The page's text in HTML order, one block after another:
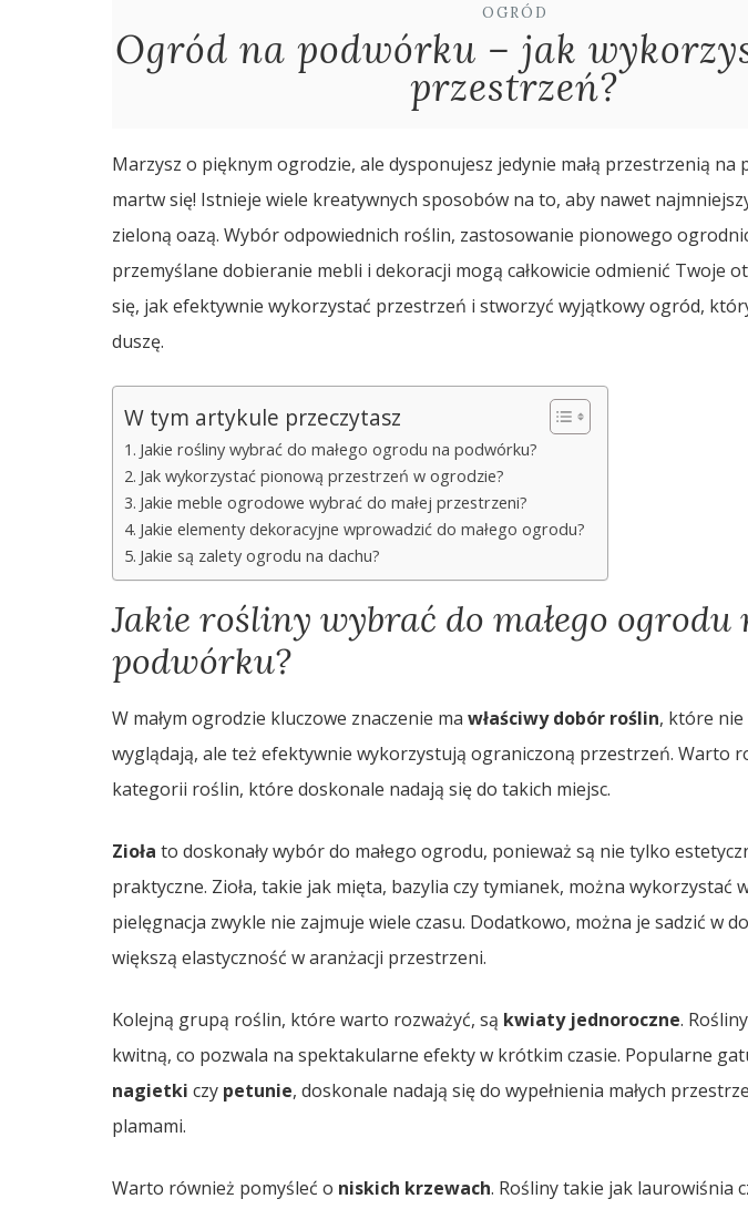
OGRÓD
Ogród na podwórku – jak
przestrzeń?
Marzysz o pięknym ogrodzie, ale dysponujesz jedynie małą przestrzenią na
martw się! Istnieje wiele kreatywnych sposobów na to, aby nawet
zieloną oazą. Wybór odpowiednich roślin, zastosowanie pionowego
przemyślane dobieranie mebli i dekoracji mogą całkowicie odmienić Twoje
się, jak efektywnie wykorzystać przestrzeń i stworzyć wyjątkowy ogród,
duszę.
W tym artykule przeczytasz
Jakie rośliny wybrać do małego ogrodu na podwórku?
Jak wykorzystać pionową przestrzeń w ogrodzie?
Jakie meble ogrodowe wybrać do małej przestrzeni?
Jakie elementy dekoracyjne wprowadzić do małego ogrodu?
Jakie są zalety ogrodu na dachu?
Jakie rośliny wybrać do małego ogrodu
podwórku?
W małym ogrodzie kluczowe znaczenie ma właściwy dobór roślin, które nie
wyglądają, ale też efektywnie wykorzystują ograniczoną przestrzeń. Warto
kategorii roślin, które doskonale nadają się do takich miejsc.
Zioła to doskonały wybór do małego ogrodu, ponieważ są nie tylko
praktyczne. Zioła, takie jak mięta, bazylia czy tymianek, można wykorzystać
pielęgnacja zwykle nie zajmuje wiele czasu. Dodatkowo, można je sadzić w
większą elastyczność w aranżacji przestrzeni.
Kolejną grupą roślin, które warto rozważyć, są kwiaty jednoroczne.
kwitną, co pozwala na spektakularne efekty w krótkim czasie. Popularne
nagietki czy petunie, doskonale nadają się do wypełnienia małych
plamami.
Warto również pomyśleć o niskich krzewach. Rośliny takie jak laurowiśnia